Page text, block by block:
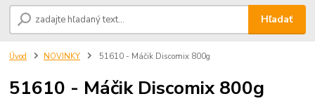
Hľadať
Úvod NOVINKY 51610 - Máčik Discomix 800g
51610 - Máčik Discomix 800g